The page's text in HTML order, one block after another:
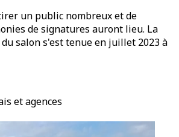
un public nombreux et de
de signatures auront lieu. La
salon s'est tenue en juillet 2023 à
et agences